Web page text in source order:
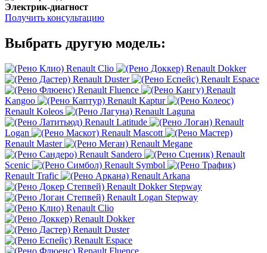
Электрик-диагност
Получить консультацию
Выбрать другую модель:
Renault Clio
Renault Dokker
Renault Duster
Renault Espace
Renault Fluence
Renault
Kangoo
Renault Kaptur
Renault Koleos
Renault Laguna
Renault Latitude
Renault
Logan
Renault Mascott
Renault Master
Renault Megane
Renault Sandero
Renault
Scenic
Renault Symbol
Renault Trafic
Renault Arkana
Renault Dokker Stepway
Renault Logan Stepway
Renault Clio
Renault Dokker
Renault Duster
Renault Espace